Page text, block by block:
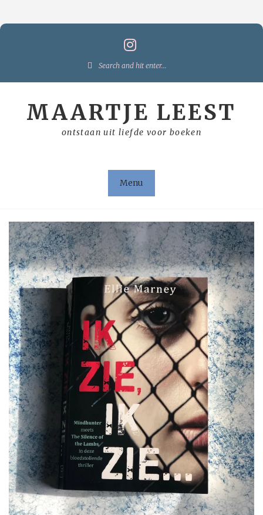
Search
MAARTJE LEEST
ontstaan uit liefde voor boeken
Menu